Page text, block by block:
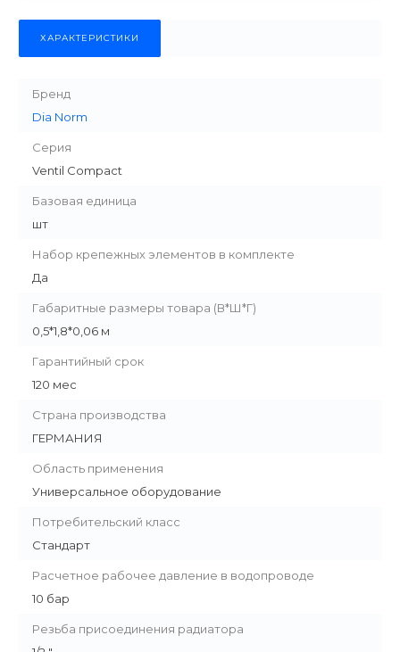
ХАРАКТЕРИСТИКИ
Бренд
Dia Norm
Серия
Ventil Compact
Базовая единица
шт
Набор крепежных элементов в комплекте
Да
Габаритные размеры товара (В*Ш*Г)
0,5*1,8*0,06 м
Гарантийный срок
120 мес
Страна производства
ГЕРМАНИЯ
Область применения
Универсальное оборудование
Потребительский класс
Стандарт
Расчетное рабочее давление в водопроводе
10 бар
Резьба присоединения радиатора